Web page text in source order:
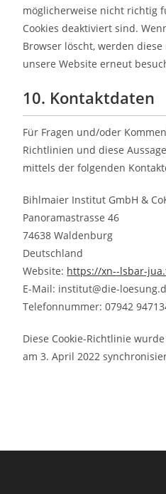
möglicherweise nicht richtig
Cookies deaktiviert sind.
Browser löscht, werden
unsere Website erneut
10. Kontaktdaten
Für Fragen und/oder
Richtlinien und diese
mittels der folgenden
Bihlmaier Institut GmbH &
Panoramastrasse 46
74638 Waldenburg
Deutschland
Website: https://xn--lsbar-
E-Mail: ed.gnuseol-
Telefonnummer: 07942
Diese Cookie-Richtlinie
am 3. April 2022